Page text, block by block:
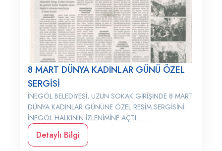
8 MART DÜNYA KADINLAR GÜNÜ ÖZEL
SERGİSİ
İNEGÖL BELEDİYESİ, UZUN SOKAK GİRİŞİNDE 8 MART
DÜNYA KADINLAR GÜNÜNE ÖZEL RESİM SERGİSİNİ
İNEGÖL HALKININ İZLENİMİNE AÇTI. ......
Detaylı Bilgi